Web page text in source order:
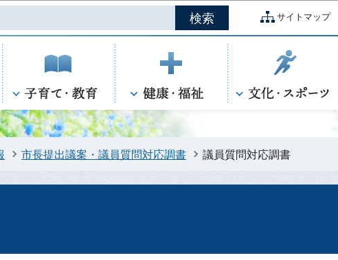
このページの本文へ移動
サイトマップ
市長提出議案・議員質問対応調書 議員質問対応調書